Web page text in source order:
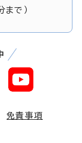
で）
免責事項